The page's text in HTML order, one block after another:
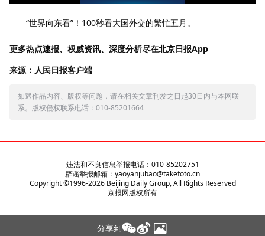
‍‍‍‌‍‍“世界向东看”！100秒看大国外交的繁忙五月。
更多热点速报、权威资讯、深度分析尽在北京日报App
来源：人民日报客户端
如遇作品内容、版权等问题，请在相关文章刊发之日起30日内与本网联
系。版权侵权联系电话：010-85201664
分享到
违法和不良信息举报电话：010-85202751
辟谣举报邮箱：yaoyanjubao@takefoto.cn
Copyright ©1996-2026Beijing Daily Group, All Rights Reserved
京报网版权所有